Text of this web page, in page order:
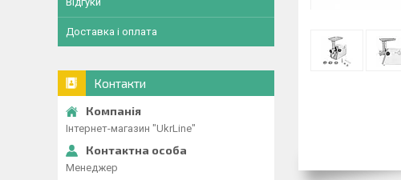
Доставка і оплата
Контакти
Інтернет-магазин "UkrLine"
Менеджер